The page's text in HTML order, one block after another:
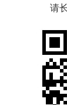
请